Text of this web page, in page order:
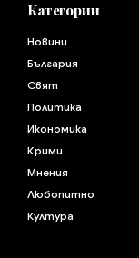
Категории
Новини
България
Свят
Политика
Икономика
Крими
Мнения
Любопитно
Култура